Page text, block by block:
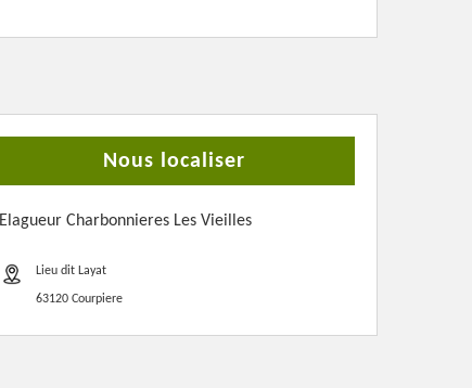
Nous localiser
Elagueur Charbonnieres Les Vieilles
Lieu dit Layat
63120 Courpiere